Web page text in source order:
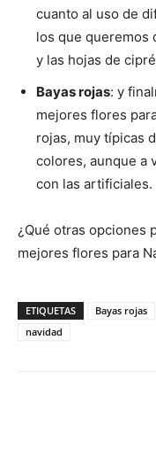
cuanto al uso de
los que queremos
y las hojas de
Bayas rojas: y
mejores flores
rojas, muy típicas
colores, aunque a
con las artificiales.
¿Qué otras opciones
mejores flores para
ETIQUETAS Bayas rojas
navidad